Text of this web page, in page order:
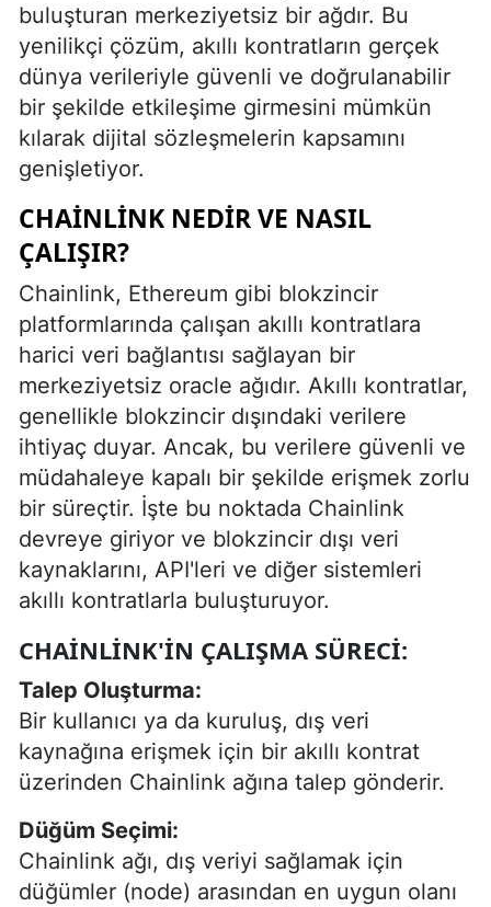
buluşturan merkeziyetsiz bir ağdır. Bu
yenilikçi çözüm, akıllı kontratların gerçek
dünya verileriyle güvenli ve doğrulanabilir
bir şekilde etkileşime girmesini mümkün
kılarak dijital sözleşmelerin kapsamını
genişletiyor.
CHAINLINK NEDIR VE NASIL
ÇALIŞIR?
Chainlink, Ethereum gibi blokzincir
platformlarında çalışan akıllı kontratlara
harici veri bağlantısı sağlayan bir
merkeziyetsiz oracle ağıdır. Akıllı kontratlar,
genellikle blokzincir dışındaki verilere
ihtiyaç duyar. Ancak, bu verilere güvenli ve
müdahaleye kapalı bir şekilde erişmek zorlu
bir süreçtir. İşte bu noktada Chainlink
devreye giriyor ve blokzincir dışı veri
kaynaklarını, API'leri ve diğer sistemleri
akıllı kontratlarla buluşturuyor.
CHAINLINK'IN ÇALIŞMA SÜRECI:
Talep Oluşturma:
Bir kullanıcı ya da kuruluş, dış veri
kaynağına erişmek için bir akıllı kontrat
üzerinden Chainlink ağına talep gönderir.
Düğüm Seçimi:
Chainlink ağı, dış veriyi sağlamak için
düğümler (node) arasından en uygun olanı